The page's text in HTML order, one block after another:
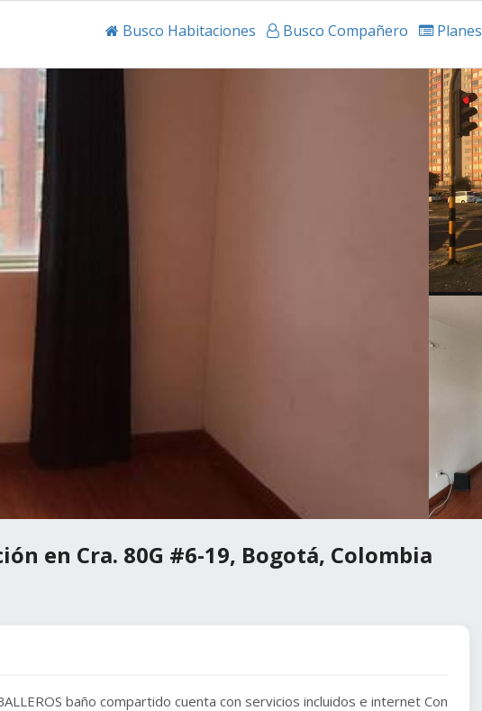
Busco Habitaciones Busco Compañero Planes
en Cra. 80G #6-19, Bogotá, Colombia
baño compartido cuenta con servicios incluidos e internet Con